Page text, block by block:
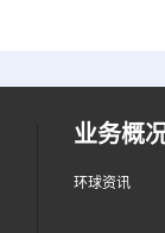
业务概
环球资讯